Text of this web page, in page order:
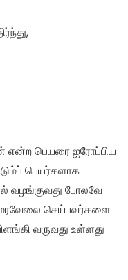
பெயரை ஐரோப்பிய
பெயர்களாக
வழங்குவது போலவே
செய்பவர்களை
வருவது உள்ளது